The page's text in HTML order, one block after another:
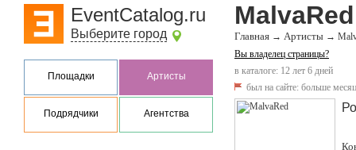
EventCatalog.ru
Выберите город
Площадки Артисты
Подрядчики Агентства
MalvaRed
Главная → Артисты →
Вы владелец страницы?
в каталоге: 12 лет 6 дней
был на сайте: больше